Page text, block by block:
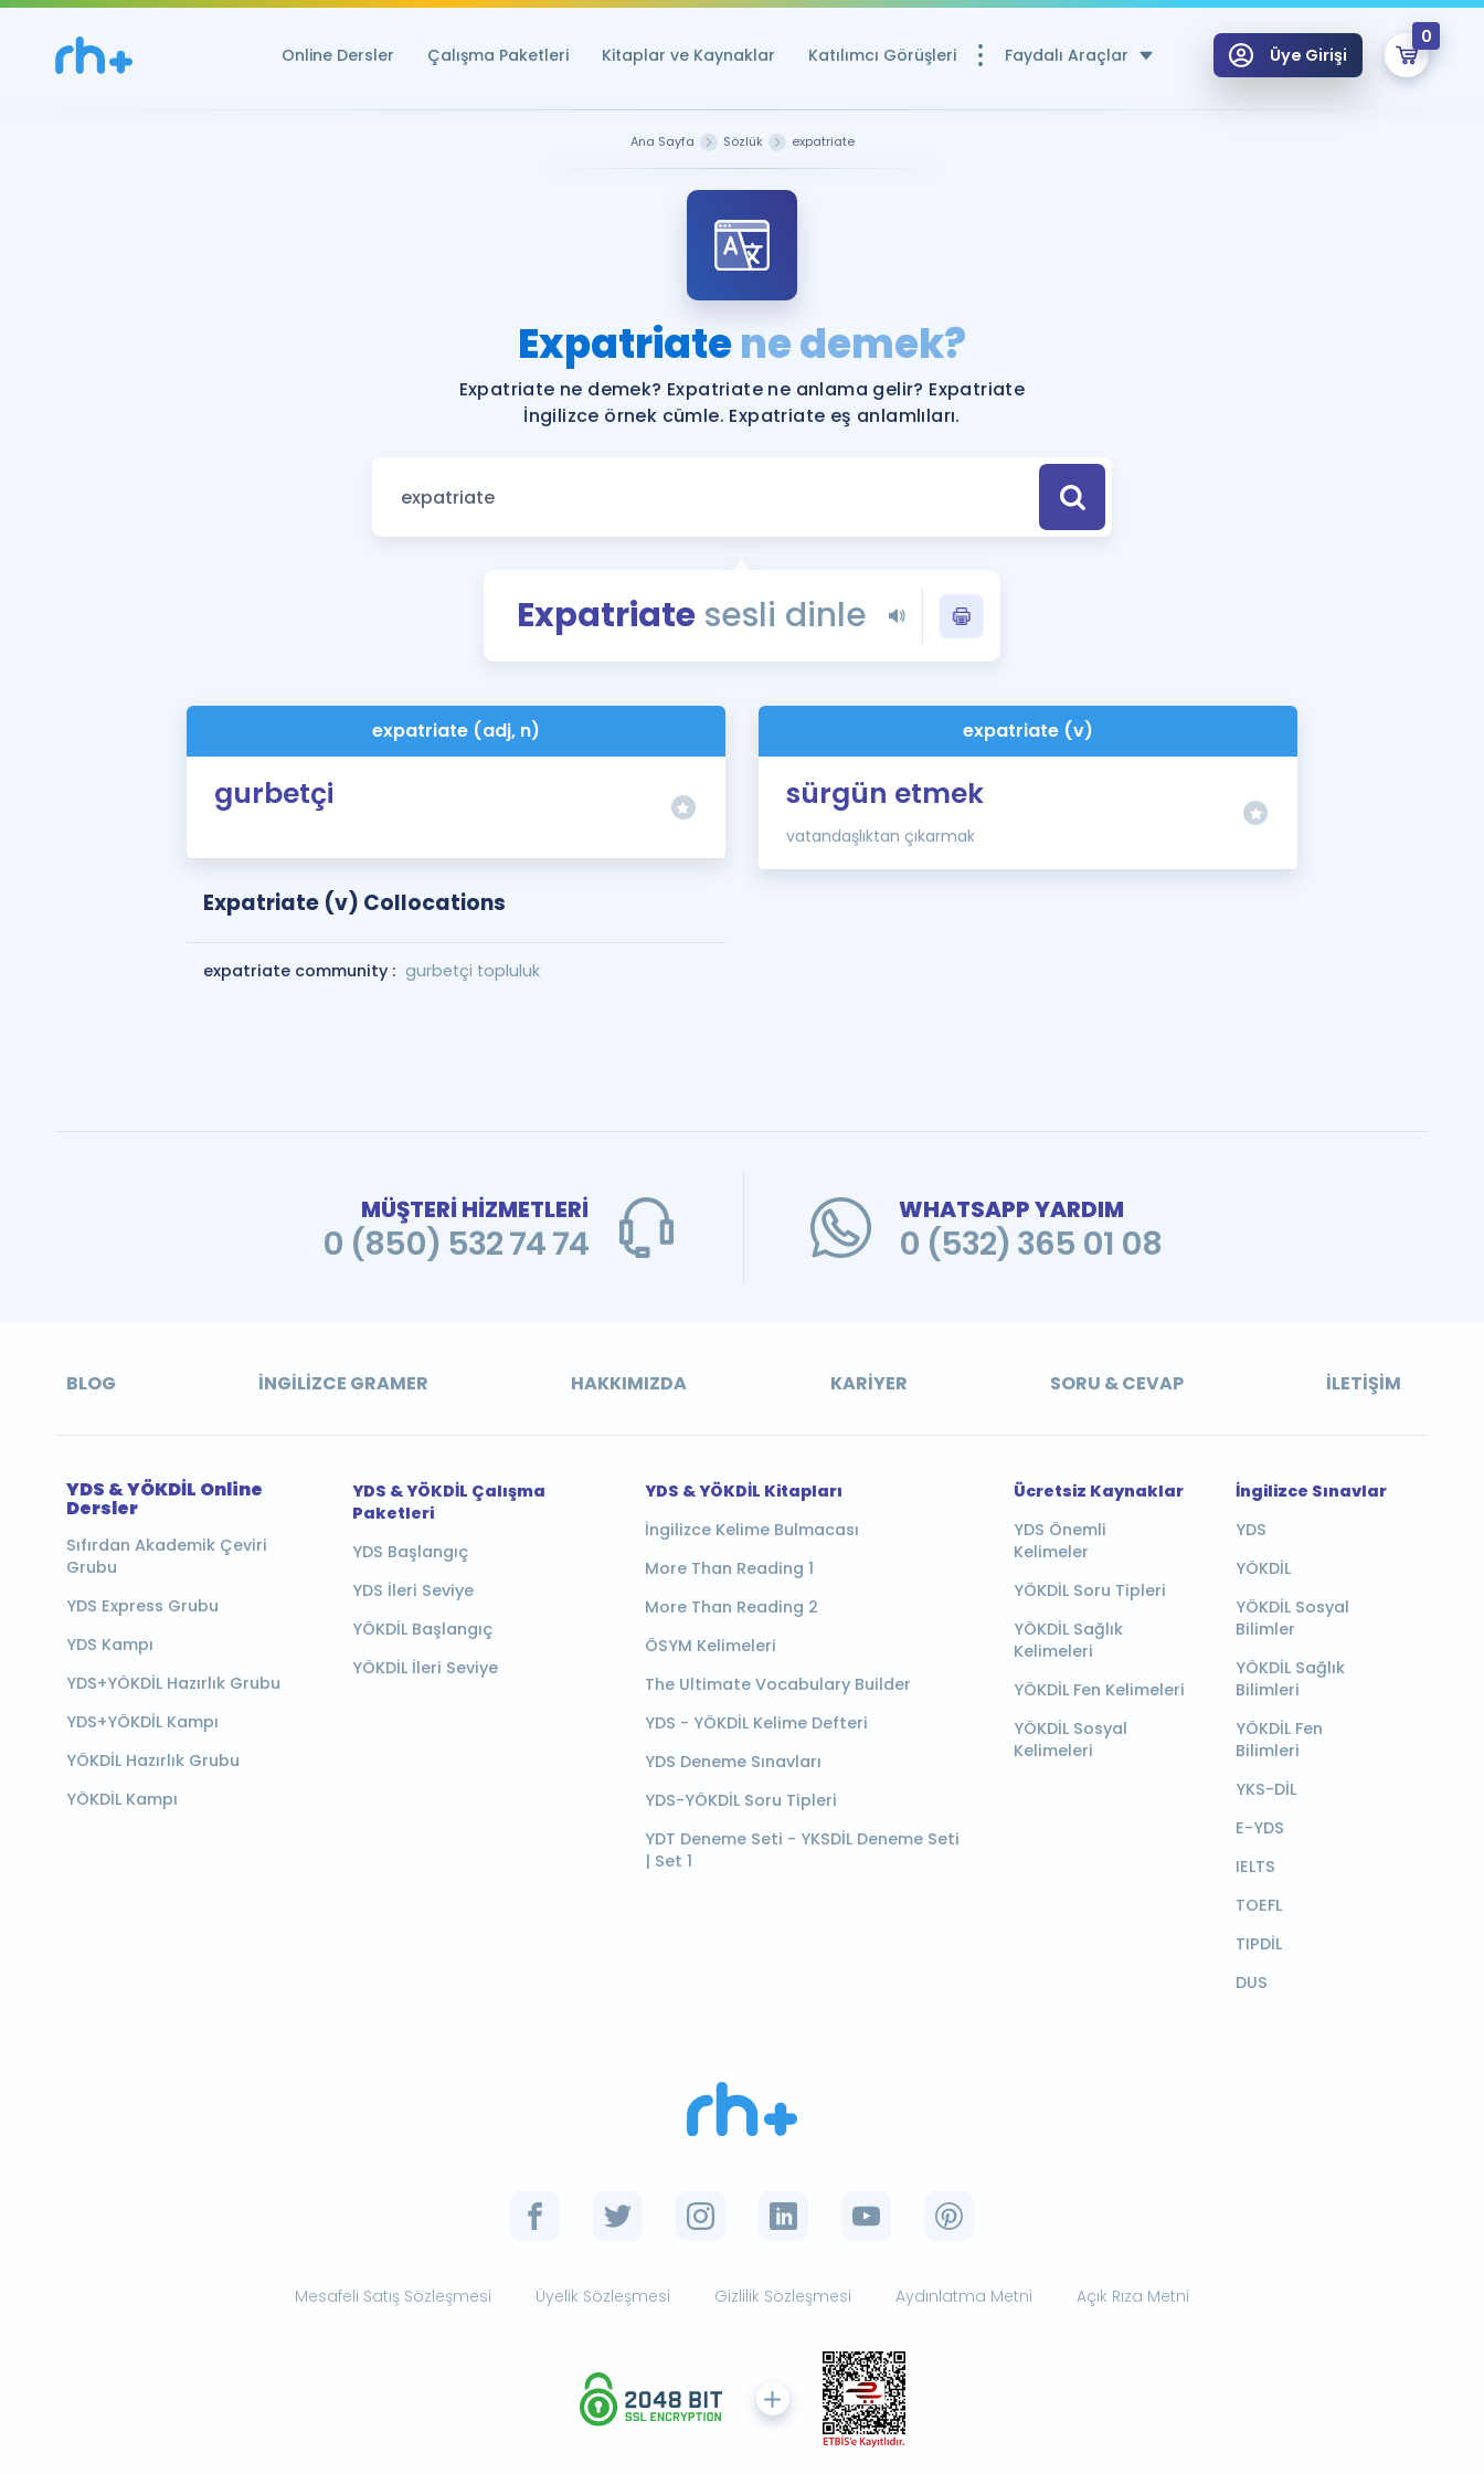
Online Dersler Çalışma Paketleri Kitaplar ve Kaynaklar Katılımcı Görüşleri Faydalı Araçlar
YDS ve YÖKDİL Puan Hesaplama Aracı
YDS ve YÖKDİL'e Hazırlananlar için Öneriler
Tüm ÖSYM Sınavları Tek Takvimde
YDS - YÖKDİL Tüm Sınavlarla İlgili Haberler
İngilizce Gramer
Üye Girişi
0
Remzi Hoca ile seni sınava hazırlayacak onlarca eğitim seni bekliyor!
Ana Sayfa Sözlük expatriate
Expatriatene demek?
Expatriate ne demek? Expatriate ne anlama gelir? Expatriate
İngilizce örnek cümle. Expatriate eş anlamlıları.
Expatriatesesli dinle
expatriate (adj, n)
gurbetçi
Expatriate (v) Collocations
expatriate community : gurbetçi topluluk
expatriate (v)
sürgün etmek
vatandaşlıktan çıkarmak
MÜŞTERİ HİZMETLERİ
0 (850) 532 74 74
WHATSAPP YARDIM
0 (532) 365 01 08
BLOG İNGILIZCE GRAMER HAKKIMIZDA KARIYER SORU & CEVAP İLETIŞIM
YDS & YÖKDİL Online
Dersler
Sıfırdan Akademik Çeviri
Grubu
YDS Express Grubu
YDS Kampı
YDS+YÖKDİL Hazırlık Grubu
YDS+YÖKDİL Kampı
YÖKDİL Hazırlık Grubu
YÖKDİL Kampı
YDS & YÖKDİL Çalışma
Paketleri
YDS Başlangıç
YDS İleri Seviye
YÖKDİL Başlangıç
YÖKDİL İleri Seviye
YDS & YÖKDİL Kitapları
İngilizce Kelime Bulmacası
More Than Reading 1
More Than Reading 2
ÖSYM Kelimeleri
The Ultimate Vocabulary Builder
YDS - YÖKDİL Kelime Defteri
YDS Deneme Sınavları
YDS-YÖKDİL Soru Tipleri
YDT Deneme Seti - YKSDİL Deneme Seti
| Set 1
Ücretsiz Kaynaklar
YDS Önemli
Kelimeler
YÖKDİL Soru Tipleri
YÖKDİL Sağlık
Kelimeleri
YÖKDİL Fen Kelimeleri
YÖKDİL Sosyal
Kelimeleri
İngilizce Sınavlar
YDS
YÖKDİL
YÖKDİL Sosyal
Bilimler
YÖKDİL Sağlık
Bilimleri
YÖKDİL Fen
Bilimleri
YKS-DİL
E-YDS
IELTS
TOEFL
TIPDİL
DUS
Mesafeli Satış Sözleşmesi Üyelik Sözleşmesi Gizlilik Sözleşmesi Aydınlatma Metni Açık Rıza Metni